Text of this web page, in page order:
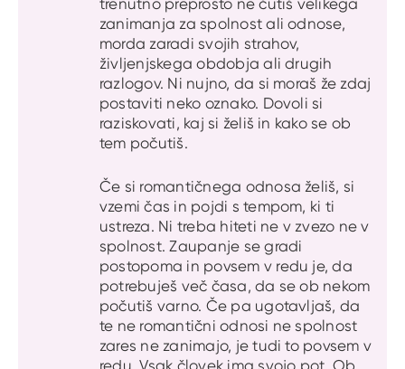
trenutno preprosto ne čutiš velikega
zanimanja za spolnost ali odnose,
morda zaradi svojih strahov,
življenjskega obdobja ali drugih
razlogov. Ni nujno, da si moraš že zdaj
postaviti neko oznako. Dovoli si
raziskovati, kaj si želiš in kako se ob
tem počutiš.
Če si romantičnega odnosa želiš, si
vzemi čas in pojdi s tempom, ki ti
ustreza. Ni treba hiteti ne v zvezo ne v
spolnost. Zaupanje se gradi
postopoma in povsem v redu je, da
potrebuješ več časa, da se ob nekom
počutiš varno. Če pa ugotavljaš, da
te ne romantični odnosi ne spolnost
zares ne zanimajo, je tudi to povsem v
redu. Vsak človek ima svojo pot. Ob